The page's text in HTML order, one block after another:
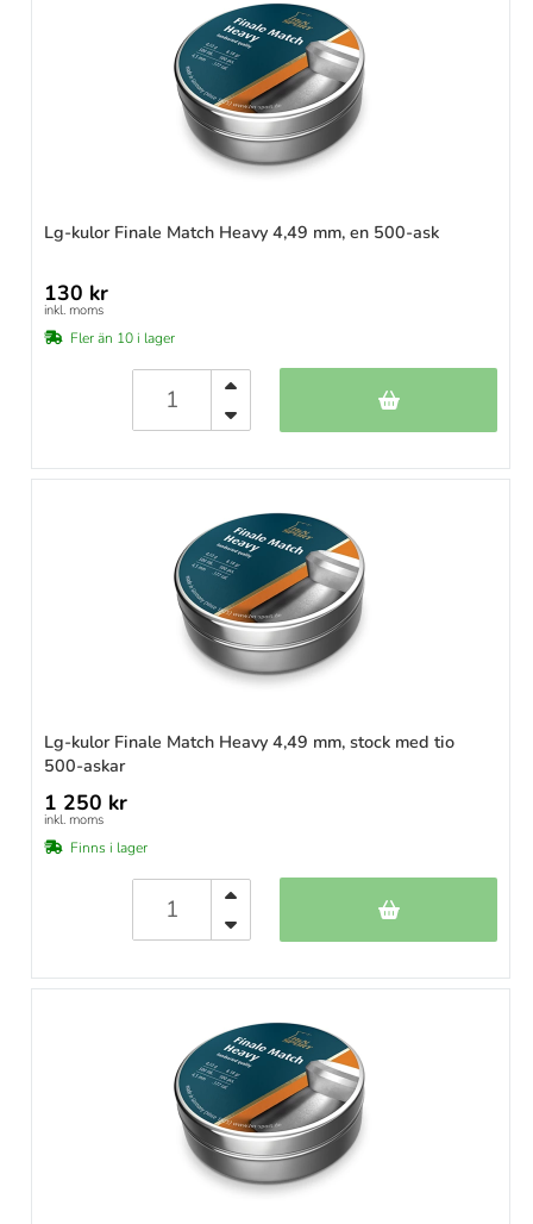
Lg-kulor Finale Match Heavy 4,49 mm, en 500-ask
130 kr
inkl. moms
Fler än 10 i lager
Lg-kulor Finale Match Heavy 4,49 mm, stock med tio
500-askar
1 250 kr
inkl. moms
Finns i lager